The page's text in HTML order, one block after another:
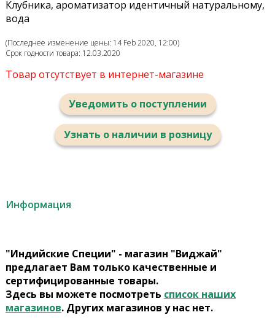
Клубника, ароматизатор идентичный натуральному,
вода
(Последнее изменение цены: 14 Feb 2020, 12:00)
Срок годности товара: 12.03.2020
Товар отсутствует в интернет-магазине
Уведомить о поступлении
Узнать о наличии в розницу
Информация
"Индийские Специи" - магазин "Виджай"
предлагает Вам только качественные и
сертифицированные товары.
Здесь вы можете посмотреть список наших
магазинов. Других магазинов у нас нет.